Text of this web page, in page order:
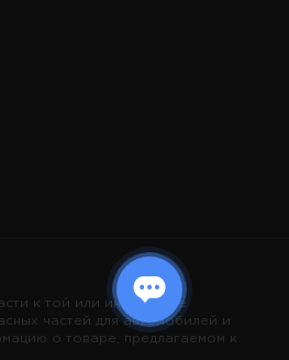
к той или иной марке
частей для автомобилей и
о товаре, предлагаемом к